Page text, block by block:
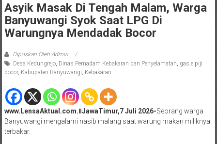
Asyik Masak Di Tengah Malam, Warga
Banyuwangi Syok Saat LPG Di
Warungnya Mendadak Bocor
Diposkan Oleh:Admin
Desa Kedungrejo, Dinas Pemadam Kebakaran dan Penyelamatan gas elpiji
bocor, Kabupaten Banyuwangi Kebakaran
www.LensaAktual.com.ǁJawaTimur,7 Juli 2026-Seorang warga
Banyuwangi mengalami nasib malang saat warung makan miliknya
terbakar.